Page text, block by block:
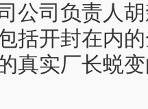
公司负责人
括开封在内
真实厂长蜕